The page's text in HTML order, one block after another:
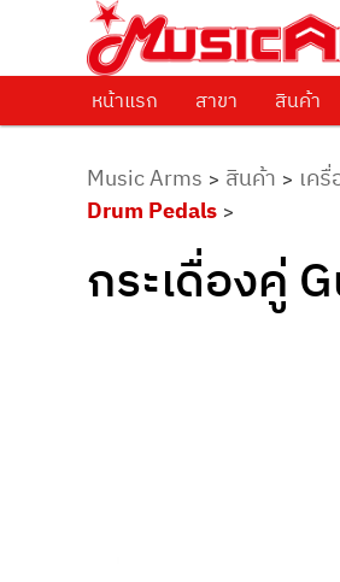
Music Arms
ศูนย์รวมครื่องดนตรีทุกชนิด ตั้ง
Skip to primary content
หน้าแรก สาขา สินค้า
Music Arms > สินค้า > เค
Drum Pedals >
กระเดื่องคู่